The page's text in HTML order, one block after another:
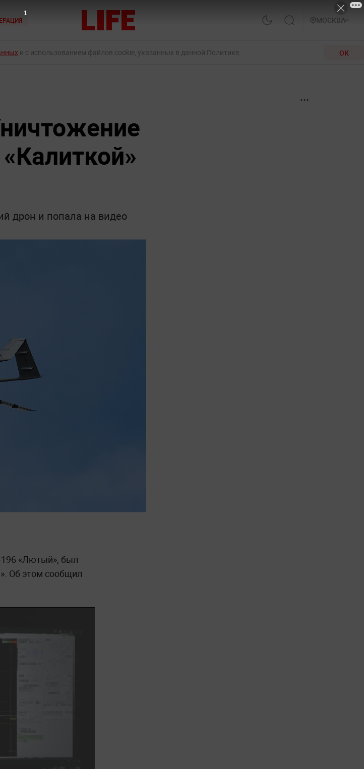
МОСКВА
и с использованием файлов cookie, указанных в данной Политике. ОК
дрон и попала на видео
«Лютый», был
Об этом сообщил